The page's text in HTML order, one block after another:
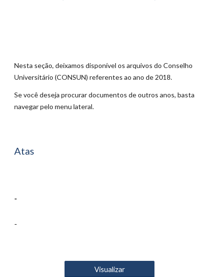
Nesta seção, deixamos disponível os arquivos do Conselho
Universitário (CONSUN) referentes ao ano de 2018.
Se você deseja procurar documentos de outros anos, basta
navegar pelo menu lateral.
Atas
-
-
Visualizar